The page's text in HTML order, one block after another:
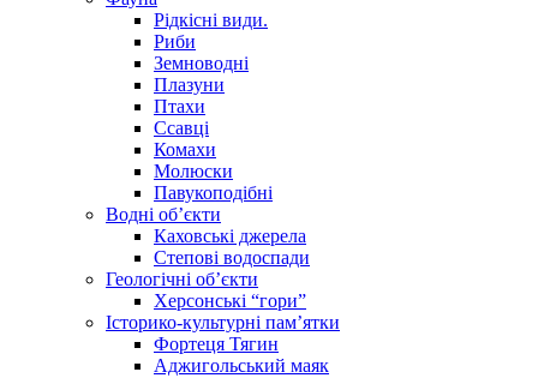
Рідкісні види.
Риби
Земноводні
Плазуни
Птахи
Ссавці
Комахи
Молюски
Павукоподібні
Водні об’єкти
Каховські джерела
Степові водоспади
Геологічні об’єкти
Херсонські “гори”
Історико-культурні пам’ятки
Фортеця Тягин
Аджигольський маяк